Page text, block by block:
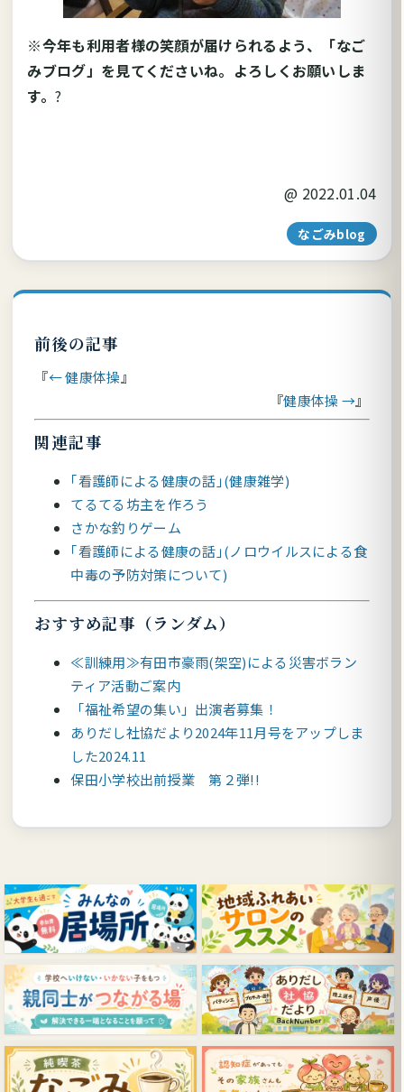
※今年も利用者様の笑顔が届けられるよう、「なご
みブログ」を見てくださいね。よろしくお願いしま
す。?
@ 2022.01.04
なごみblog
前後の記事
← 健康体操
健康体操 →
関連記事
｢看護師による健康の話｣(健康雑学)
てるてる坊主を作ろう
さかな釣りゲーム
｢看護師による健康の話｣(ノロウイルスによる食
中毒の予防対策について)
おすすめ記事（ランダム）
≪訓練用≫有田市豪雨(架空)による災害ボラン
ティア活動ご案内
「福祉希望の集い」出演者募集！
ありだし社協だより2024年11月号をアップしま
した2024.11
保田小学校出前授業 第２弾!!